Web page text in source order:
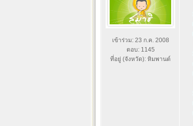
เข้าร่วม: 23 ก.ค. 2008
ตอบ: 1145
ที่อยู่ (จังหวัด): หิมพานต์